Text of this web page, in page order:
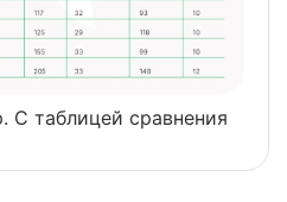
С таблицей сравнения